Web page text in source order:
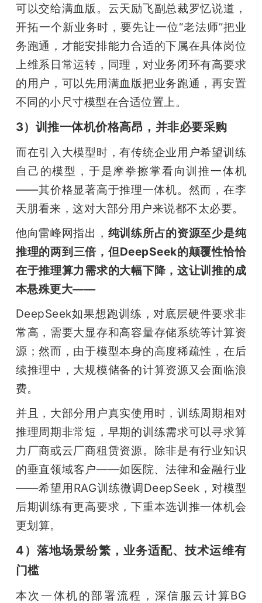
可以交给满血版。云天励飞副总裁罗忆说道，
开拓一个新业务时，要先让一位“老法师”把业
务跑通，才能安排能力合适的下属在具体岗位
上维系日常运转，同理，对业务闭环有高要求
的用户，可以先用满血版把业务跑通，再安置
不同的小尺寸模型在合适位置上。
3）训推一体机价格高昂，并非必要采购
而在引入大模型时，有传统企业用户希望训练
自己的模型，于是摩拳擦掌看向训推一体机
——其价格显著高于推理一体机。然而，在李
天朋看来，这对大部分用户来说都不太必要。
他向雷峰网指出， 纯训练所占的资源至少是纯
推理的两到三倍，但DeepSeek的颠覆性恰恰
在于推理算力需求的大幅下降，这让训推的成
本悬殊更大——
DeepSeek如果想跑训练，对底层硬件要求非
常高，需要大显存和高容量存储系统等计算资
源；然而，由于模型本身的高度稀疏性，在后
续推理中，大规模储备的计算资源又会面临浪
费。
并且，大部分用户真实使用时，训练周期相对
推理周期非常短，早期的训练需求可以寻求算
力厂商或云厂商租赁资源。除非是有行业知识
的垂直领域客户——如医院、法律和金融行业
——希望用RAG训练微调DeepSeek，对模型
后期训练有更高要求，下重本选训推一体机会
更划算。
4）落地场景纷繁，业务适配、技术运维有
门槛
本次一体机的部署流程，深信服云计算BG